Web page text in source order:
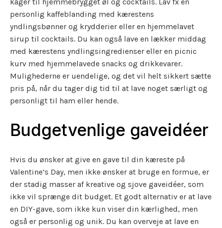
personlig kaffeblanding med kærestens
yndlingsbønner og krydderier eller en hjemmelavet
sirup til cocktails. Du kan også lave en lækker middag
med kærestens yndlingsingredienser eller en picnic
kurv med hjemmelavede snacks og drikkevarer.
Mulighederne er uendelige, og det vil helt sikkert sætte
pris på, når du tager dig tid til at lave noget særligt og
personligt til ham eller hende.
Budgetvenlige gaveidéer
Hvis du ønsker at give en gave til din kæreste på
Valentine’s Day, men ikke ønsker at bruge en formue, er
der stadig masser af kreative og sjove gaveidéer, som
ikke vil sprænge dit budget. Et godt alternativ er at lave
en DIY-gave, som ikke kun viser din kærlighed, men
også er personlig og unik. Du kan overveje at lave en